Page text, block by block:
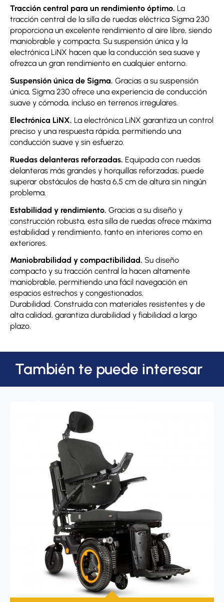
Tracción central para un rendimiento óptimo. La
tracción central de la silla de ruedas eléctrica Sigma 230
proporciona un excelente rendimiento al aire libre, siendo
maniobrable y compacta. Su suspensión única y la
electrónica LiNX hacen que la conducción sea suave y
ofrezca un gran rendimiento en cualquier entorno.
Suspensión única de Sigma. Gracias a su suspensión
única, Sigma 230 ofrece una experiencia de conducción
suave y cómoda, incluso en terrenos irregulares.
Electrónica LiNX. La electrónica LiNX garantiza un control
preciso y una respuesta rápida, permitiendo una
conducción suave y sin esfuerzo.
Ruedas delanteras reforzadas. Equipada con ruedas
delanteras más grandes y horquillas reforzadas, puede
superar obstáculos de hasta 6,5 cm de altura sin ningún
problema.
Estabilidad y rendimiento. Gracias a su diseño y
construcción robusta, esta silla de ruedas ofrece máxima
estabilidad y rendimiento, tanto en interiores como en
exteriores.
Maniobrabilidad y compactibilidad. Su diseño
compacto y su tracción central la hacen altamente
maniobrable, permitiendo una fácil navegación en
espacios estrechos y congestionados.
Durabilidad. Construida con materiales resistentes y de
alta calidad, garantiza durabilidad y fiabilidad a largo
plazo.
También te puede interesar